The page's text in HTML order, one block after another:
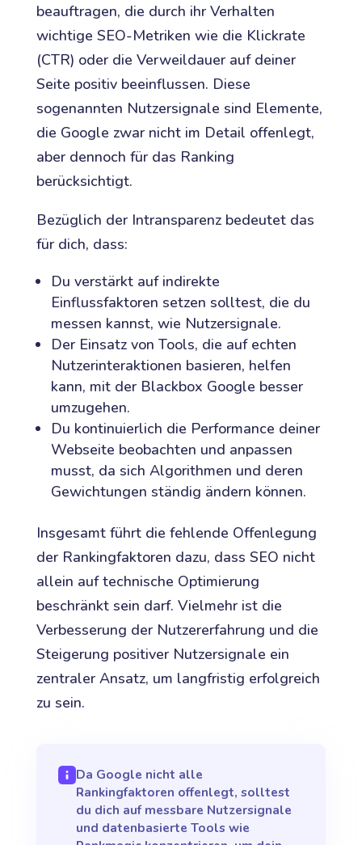
beauftragen, die durch ihr Verhalten
wichtige SEO-Metriken wie die Klickrate
(CTR) oder die Verweildauer auf deiner
Seite positiv beeinflussen. Diese
sogenannten Nutzersignale sind Elemente,
die Google zwar nicht im Detail offenlegt,
aber dennoch für das Ranking
berücksichtigt.
Bezüglich der Intransparenz bedeutet das
für dich, dass:
Du verstärkt auf indirekte
Einflussfaktoren setzen solltest, die du
messen kannst, wie Nutzersignale.
Der Einsatz von Tools, die auf echten
Nutzerinteraktionen basieren, helfen
kann, mit der Blackbox Google besser
umzugehen.
Du kontinuierlich die Performance deiner
Webseite beobachten und anpassen
musst, da sich Algorithmen und deren
Gewichtungen ständig ändern können.
Insgesamt führt die fehlende Offenlegung
der Rankingfaktoren dazu, dass SEO nicht
allein auf technische Optimierung
beschränkt sein darf. Vielmehr ist die
Verbesserung der Nutzererfahrung und die
Steigerung positiver Nutzersignale ein
zentraler Ansatz, um langfristig erfolgreich
zu sein.
Da Google nicht alle
Rankingfaktoren offenlegt, solltest
du dich auf messbare Nutzersignale
und datenbasierte Tools wie